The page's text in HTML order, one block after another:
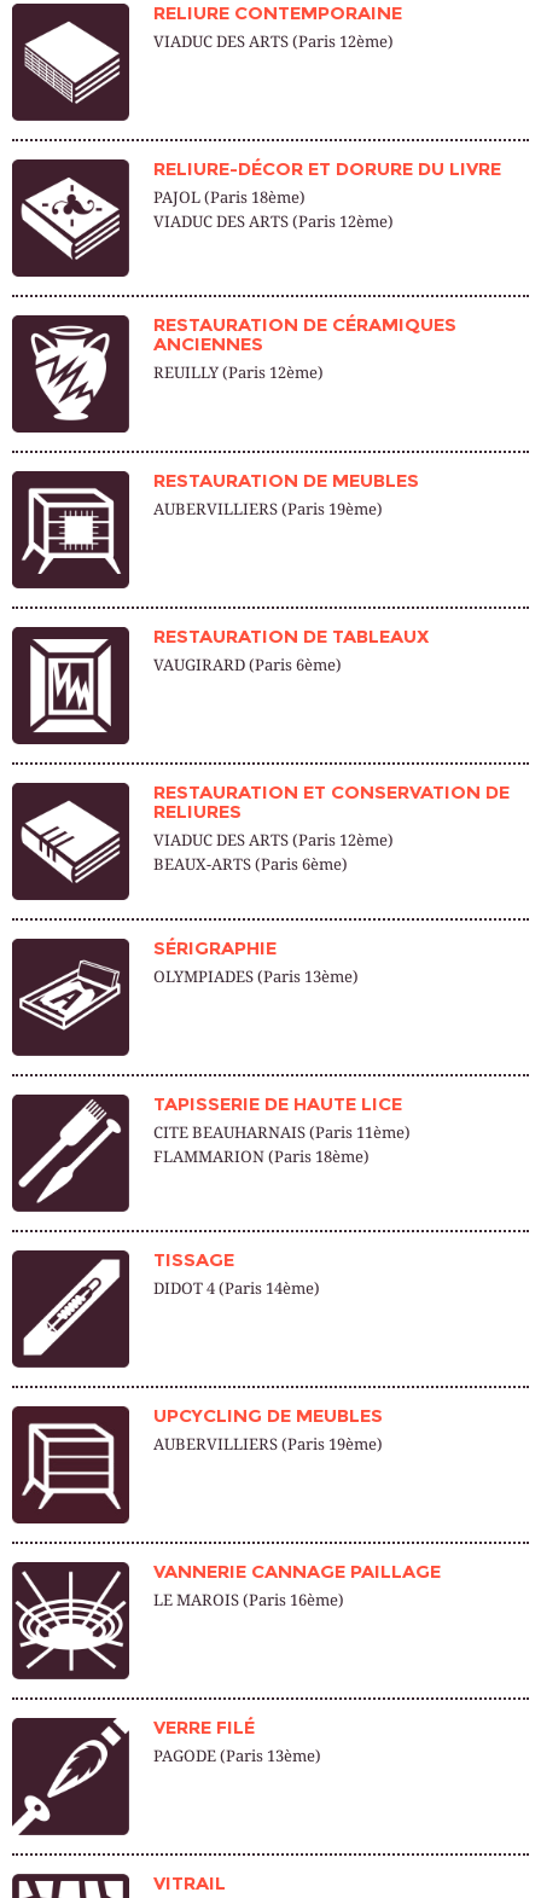
RELIURE CONTEMPORAINE
VIADUC DES ARTS (Paris 12ème)
RELIURE-DÉCOR ET DORURE DU LIVRE
PAJOL (Paris 18ème)
VIADUC DES ARTS (Paris 12ème)
RESTAURATION DE CÉRAMIQUES
ANCIENNES
REUILLY (Paris 12ème)
RESTAURATION DE MEUBLES
AUBERVILLIERS (Paris 19ème)
RESTAURATION DE TABLEAUX
VAUGIRARD (Paris 6ème)
RESTAURATION ET CONSERVATION DE
RELIURES
VIADUC DES ARTS (Paris 12ème)
BEAUX-ARTS (Paris 6ème)
SÉRIGRAPHIE
OLYMPIADES (Paris 13ème)
TAPISSERIE DE HAUTE LICE
CITE BEAUHARNAIS (Paris 11ème)
FLAMMARION (Paris 18ème)
TISSAGE
DIDOT 4 (Paris 14ème)
UPCYCLING DE MEUBLES
AUBERVILLIERS (Paris 19ème)
VANNERIE CANNAGE PAILLAGE
LE MAROIS (Paris 16ème)
VERRE FILÉ
PAGODE (Paris 13ème)
VITRAIL